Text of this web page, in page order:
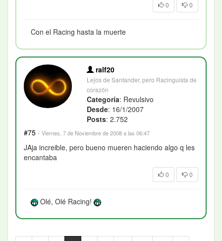
0 0
Con el Racing hasta la muerte
ralf20
Lejos de Santander, pero Racinguista de
corazón
Categoría: Revulsivo
Desde: 16/1/2007
Posts: 2.752
#75 · Viernes, 7 de Noviembre de 2008 a las 06:47
JAja increible, pero bueno mueren haciendo algo q les
encantaba
0 0
Olé, Olé Racing!